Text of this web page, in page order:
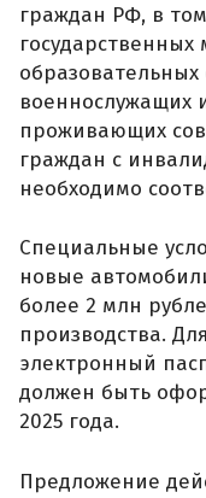
граждан РФ, в
военнослужащих
проживающих
граждан с
необходимо
Специальные
новые
более 2 млн
производства.
электронный
должен быть
2025 года.
Предложение